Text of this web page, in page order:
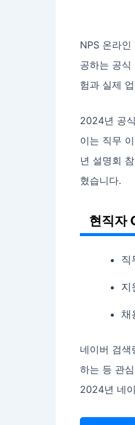
NPS 온라
공하는 공
험과 실제
2024년 공
이는 직무
년 설명회
혔습니다.
현직자
직
지
채
네이버 검색
하는 등 관
2024년 네